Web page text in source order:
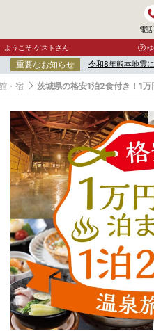
電
ようこそ ゲストさん
重要なお知らせ 令和8年熊本地震
・宿 茨城県の格安1泊2食付き！1
茨
城
県